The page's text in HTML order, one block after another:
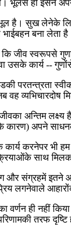
भूलसे ही इसने
सुख लेनेके
भाईबहन बना
जीव स्वरूपसे
उसके कार्य --
जीवका अन्तिम
कारण) अपने
कार्य करनेपर
साथ
संग्रहमें इतने
लगनेवाले
वर्णन ही नहीं
तरफ दृष्टि